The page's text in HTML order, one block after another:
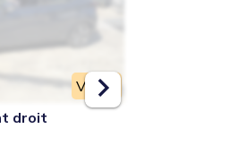
Vendu
droit